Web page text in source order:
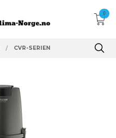
0
CVR-SERIEN